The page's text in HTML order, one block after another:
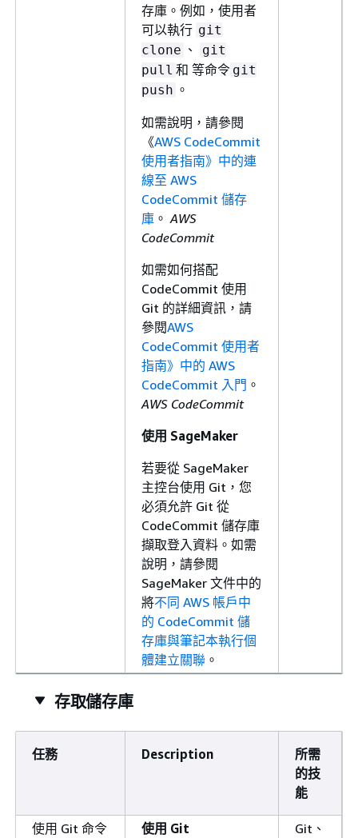
存庫。例如，使用者
可以執行 git
clone 、
git
pull 和 等命令 git
push 。
如需說明，請參閱
《AWS CodeCommit
使用者指南》中的連
線至 AWS
CodeCommit 儲存
庫 。 AWS
CodeCommit
如需如何搭配
CodeCommit 使用
Git 的詳細資訊，請
參閱AWS
CodeCommit 使用者
指南》中的 AWS
CodeCommit 入門 。
AWS CodeCommit
使用 SageMaker
若要從 SageMaker
主控台使用 Git，您
必須允許 Git 從
CodeCommit 儲存庫
擷取登入資料。如需
說明，請參閱
SageMaker 文件中的
將不同 AWS 帳戶中
的 CodeCommit 儲
存庫與筆記本執行個
體建立關聯 。
存取儲存庫
任務 Description
所需
的技
能
使用 Git 命令
使用 Git
Git、